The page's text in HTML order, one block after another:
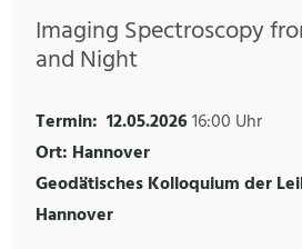
Imaging Spectroscopy
and Night
Termin: 12.05.202616:00 Uhr
Ort: Hannover
Geodätisches Kolloquium der
Hannover